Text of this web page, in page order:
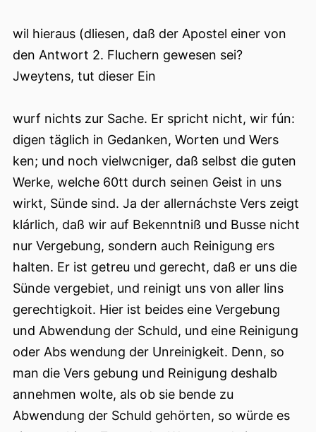
wil hieraus (dliesen, daß der Apostel einer von
den Antwort 2. Fluchern gewesen sei?
Jweytens, tut dieser Ein
wurf nichts zur Sache. Er spricht nicht, wir fún:
digen täglich in Gedanken, Worten und Wers
ken; und noch vielwcniger, daß selbst die guten
Werke, welche 60tt durch seinen Geist in uns
wirkt, Sünde sind. Ja der allernáchste Vers zeigt
klárlich, daß wir auf Bekenntniß und Busse nicht
nur Vergebung, sondern auch Reinigung ers
halten. Er ist getreu und gerecht, daß er uns die
Sünde vergebiet, und reinigt uns von aller lins
gerechtigkoit. Hier ist beides eine Vergebung
und Abwendung der Schuld, und eine Reinigung
oder Abs wendung der Unreinigkeit. Denn, so
man die Vers gebung und Reinigung deshalb
annehmen wolte, als ob sie bende zu
Abwendung der Schuld gehörten, so würde es